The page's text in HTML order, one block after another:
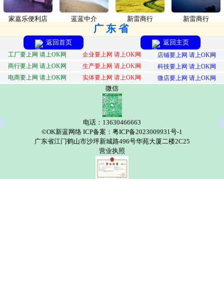
家嘉乐便利店 蓝蓝中介 新雷商行 新雷商行
广东省
返回首页 返回主页
工厂要上网 请上OK网 企业要上网 请上OK网
店铺要上网 请上OK网
商行要上网 请上OK网
生产要上网 请上OK网
科技要上网 请上OK网
电商要上网 请上OK网
实体要上网 请上OK网 微店要上网 请上OK网
微信
电话：13630466663
©OK新蓝网络 ICP备案：粤ICP备2023009931号-1
广东省江门鹤山市沙坪新城路496号华苑大厦二楼2C25
营业执照